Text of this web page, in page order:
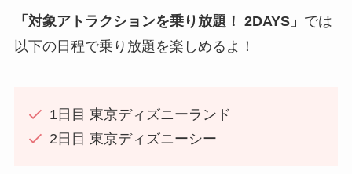
「対象アトラクションを乗り放題！ 2DAYS」 では
以下の日程で乗り放題を楽しめるよ！
1日目 東京ディズニーランド
2日目 東京ディズニーシー